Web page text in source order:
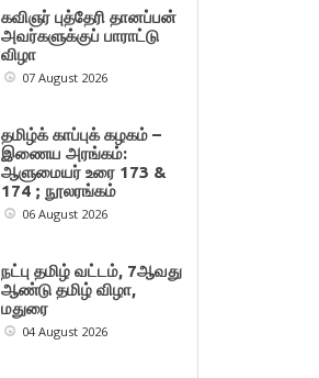
கவிஞர் புத்தேரி தானப்பன்
அவர்களுக்குப் பாராட்டு
விழா
07 August 2026
தமிழ்க் காப்புக் கழகம் –
இணைய அரங்கம்:
ஆளுமையர் உரை 173 &
174 ; நூலரங்கம்
06 August 2026
நட்பு தமிழ் வட்டம், 7ஆவது
ஆண்டு தமிழ் விழா,
மதுரை
04 August 2026